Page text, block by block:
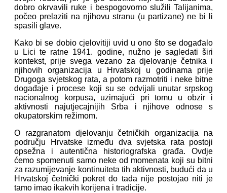
dobro okrvavili ruke i bespogovorno služili Talijanima,
počeo prelaziti na njihovu stranu (u partizane) ne bi li
spasili glave.
Kako bi se dobio cjelovitiji uvid u ono što se događalo
u Lici te ratne 1941. godine, nužno je sagledati širi
kontekst, prije svega vezano za djelovanje četnika i
njihovih organizacija u Hrvatskoj u godinama prije
Drugoga svjetskog rata, a potom razmotriti i neke bitne
događaje i procese koji su se odvijali unutar srpskog
nacionalnog korpusa, uzimajući pri tomu u obzir i
aktivnosti najutjecajnijih Srba i njihove odnose s
okupatorskim režimom.
O razgranatom djelovanju četničkih organizacija na
području Hrvatske između dva svjetska rata postoji
opsežna i autentična historiografska građa. Ovdje
ćemo spomenuti samo neke od momenata koji su bitni
za razumijevanje kontinuiteta tih aktivnosti, budući da u
Hrvatskoj četnički pokret do tada nije postojao niti je
tamo imao ikakvih korijena i tradicije.